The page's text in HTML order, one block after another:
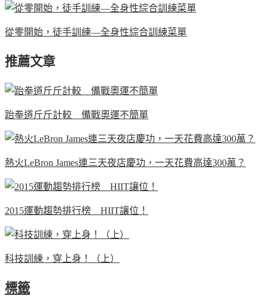
從零開始，徒手訓練—全身性綜合訓練菜單
推薦文章
跆拳道斤斤計較 備戰奧運不簡單
熱火LeBron James連三天夜店慶功，一天花費高達300萬？
2015運動趨勢排行榜 HIIT讓位！
科技訓練，穿上身！（上）
標籤